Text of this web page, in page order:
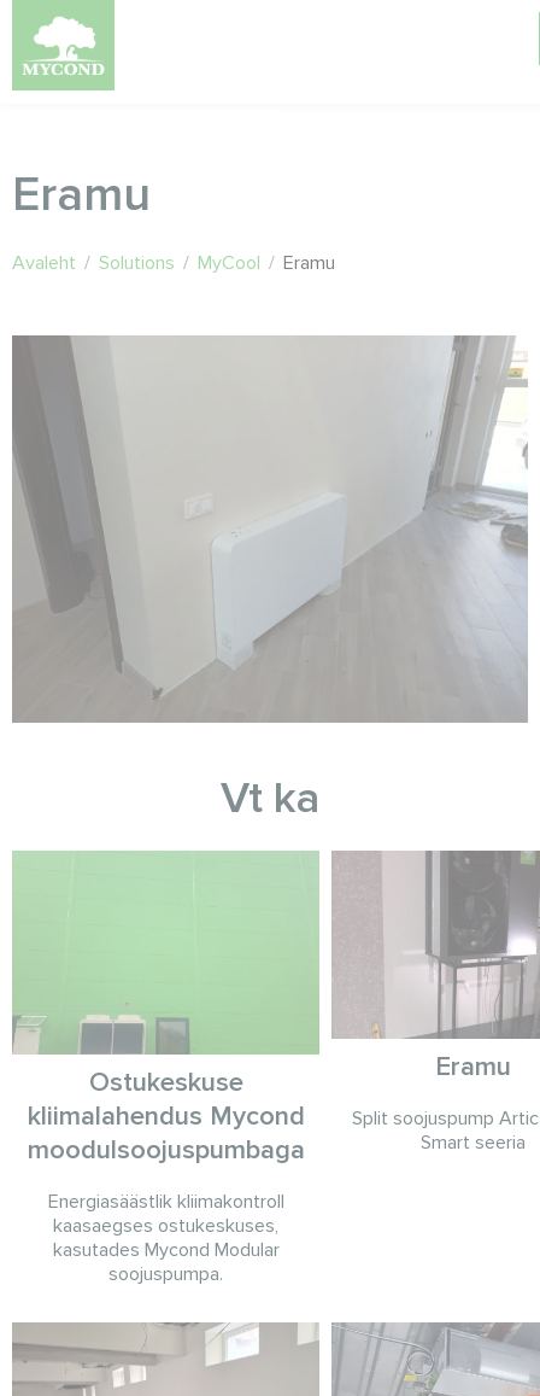
Eramu
Avaleht / Solutions / MyCool / Eramu
Vt ka
Ostukeskuse
kliimalahendus Mycond
moodulsoojuspumbaga
Energiasäästlik kliimakontroll
kaasaegses ostukeskuses,
kasutades Mycond Modular
soojuspumpa.
Eramu
Split soojuspump
Smart seeria